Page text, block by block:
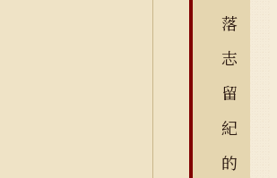
落
志
留
紀
的